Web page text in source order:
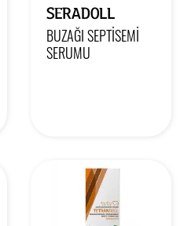
SERADOLL
BUZAĞI SEPTİSEMİ
SERUMU